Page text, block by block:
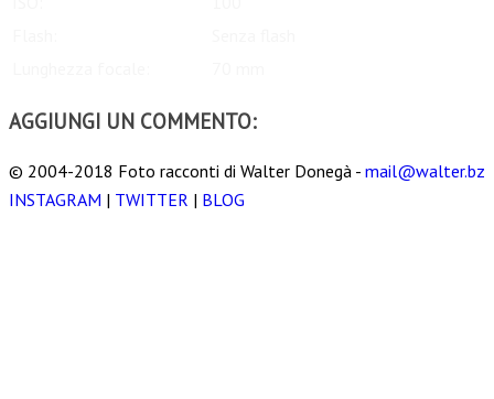
AGGIUNGI UN COMMENTO:
© 2004-2018 Foto racconti di Walter Donegà - mail@walter.bz
INSTAGRAM | TWITTER | BLOG